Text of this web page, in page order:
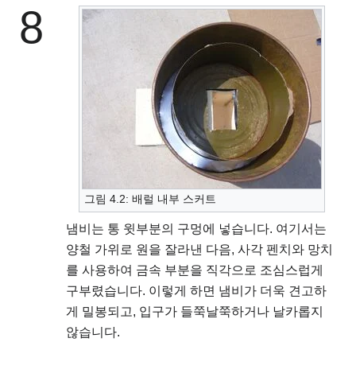
8
그림 4.2: 배럴 내부 스커트
냄비는 통 윗부분의 구멍에 넣습니다. 여기서는
양철 가위로 원을 잘라낸 다음, 사각 펜치와 망치
를 사용하여 금속 부분을 직각으로 조심스럽게
구부렸습니다. 이렇게 하면 냄비가 더욱 견고하
게 밀봉되고, 입구가 들쭉날쭉하거나 날카롭지
않습니다.